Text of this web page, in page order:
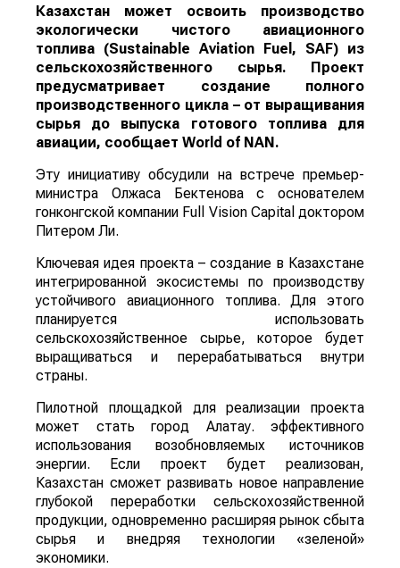
Казахстан может освоить производство
экологически чистого авиационного
топлива (Sustainable Aviation Fuel, SAF) из
сельскохозяйственного сырья. Проект
предусматривает создание полного
производственного цикла – от выращивания
сырья до выпуска готового топлива для
авиации, сообщает World of NAN .
Эту инициативу обсудили на встрече премьер-
министра Олжаса Бектенова с основателем
гонконгской компании Full Vision Capital доктором
Питером Ли.
Ключевая идея проекта – создание в Казахстане
интегрированной экосистемы по производству
устойчивого авиационного топлива. Для этого
планируется использовать
сельскохозяйственное сырье, которое будет
выращиваться и перерабатываться внутри
страны.
Пилотной площадкой для реализации проекта
может стать город Алатау. эффективного
использования возобновляемых источников
энергии. Если проект будет реализован,
Казахстан сможет развивать новое направление
глубокой переработки сельскохозяйственной
продукции, одновременно расширяя рынок сбыта
сырья и внедряя технологии «зеленой»
экономики.